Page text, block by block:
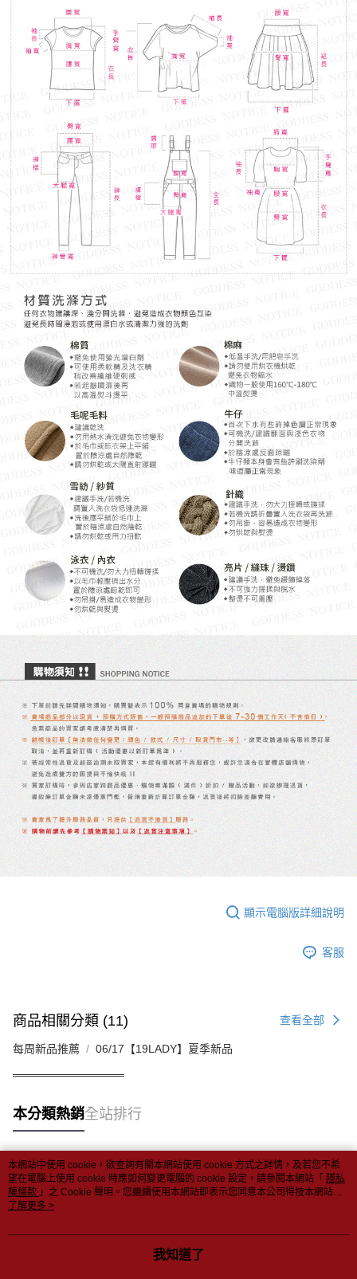
顯示電腦版詳細說明
客服
商品相關分類 (11) 查看全部
每周新品推薦 06/17【19LADY】夏季新品
══════════════
本分類熱銷全站排行
熱門標籤
本網站中使用 cookie，欲查詢有關本網站使用 cookie 方式之詳情，及若您不希
望在電腦上使用 cookie 時應如何變更電腦的 cookie 設定，請參閱本網站「 隱私
權條款 」之 Cookie 聲明。您繼續使用本網站即表示您同意本公司得按本網站使
用條款之 Cookie 聲明使用 cookie。
了解更多 >
我知道了